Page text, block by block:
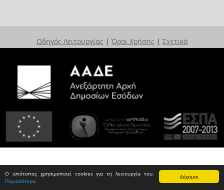
Δέχομαι
Ο ιστότοπος χρησιμοποιεί cookies για τη λειτουργία του.
Περισσότερα
Οδηγός Λειτουργίας | Όροι Χρήσης | Σχετικά